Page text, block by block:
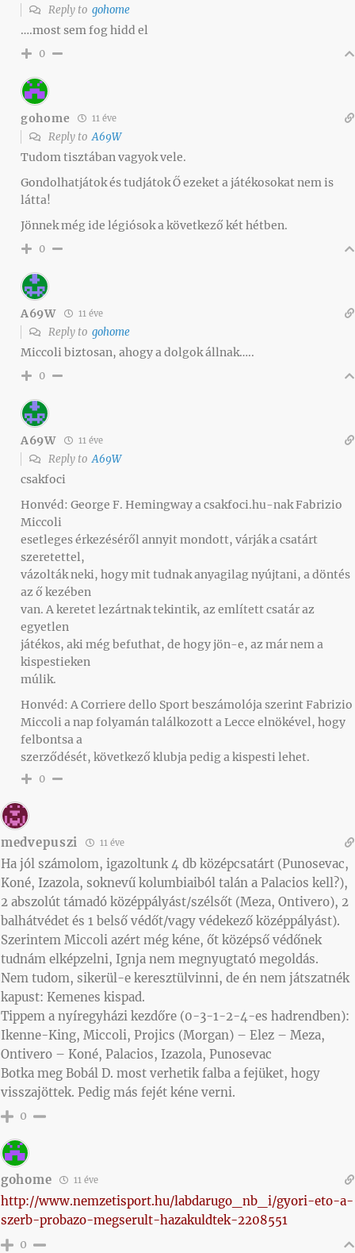
Reply to gohome
….most sem fog hidd el
0
gohome 11 éve
Reply toA69W
Tudom tisztában vagyok vele.
Gondolhatjátok és tudjátok Ő ezeket a játékosokat nem is
látta!
Jönnek még ide légiósok a következő két hétben.
0
A69W 11 éve
Reply to gohome
Miccoli biztosan, ahogy a dolgok állnak…..
0
A69W 11 éve
Reply toA69W
csakfoci
Honvéd: George F. Hemingway a csakfoci.hu-nak Fabrizio
Miccoli
esetleges érkezéséről annyit mondott, várják a csatárt
szeretettel,
vázolták neki, hogy mit tudnak anyagilag nyújtani, a döntés
az ő kezében
van. A keretet lezártnak tekintik, az említett csatár az
egyetlen
játékos, aki még befuthat, de hogy jön-e, az már nem a
kispestieken
múlik.
Honvéd: A Corriere dello Sport beszámolója szerint Fabrizio
Miccoli a nap folyamán találkozott a Lecce elnökével, hogy
felbontsa a
szerződését, következő klubja pedig a kispesti lehet.
0
medvepuszi 11 éve
Ha jól számolom, igazoltunk 4 db középcsatárt (Punosevac,
Koné, Izazola, soknevű kolumbiaiból talán a Palacios kell?),
2 abszolút támadó középpályást/szélsőt (Meza, Ontivero), 2
balhátvédet és 1 belső védőt/vagy védekező középpályást).
Szerintem Miccoli azért még kéne, őt középső védőnek
tudnám elképzelni, Ignja nem megnyugtató megoldás.
Nem tudom, sikerül-e keresztülvinni, de én nem játszatnék
kapust: Kemenes kispad.
Tippem a nyíregyházi kezdőre (0-3-1-2-4-es hadrendben):
Ikenne-King, Miccoli, Projics (Morgan) – Elez – Meza,
Ontivero – Koné, Palacios, Izazola, Punosevac
Botka meg Bobál D. most verhetik falba a fejüket, hogy
visszajöttek. Pedig más fejét kéne verni.
0
gohome 11 éve
http://www.nemzetisport.hu/labdarugo_nb_i/gyori-eto-a-
szerb-probazo-megserult-hazakuldtek-2208551
0